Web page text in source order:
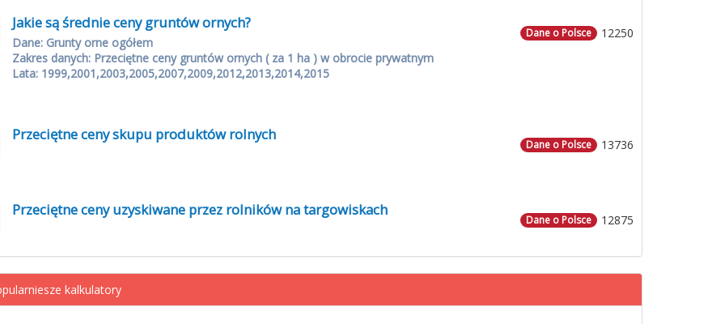
12250
Dane o Polsce
Jakie są średnie ceny gruntów ornych?
Dane: Grunty orne ogółem
Zakres danych: Przeciętne ceny gruntów ornych ( za 1 ha ) w obrocie prywatnym
Lata: 1999,2001,2003,2005,2007,2009,2012,2013,2014,2015
13736
Dane o Polsce
Przeciętne ceny skupu produktów rolnych
12875
Dane o Polsce
Przeciętne ceny uzyskiwane przez rolników na targowiskach
kalkulatory